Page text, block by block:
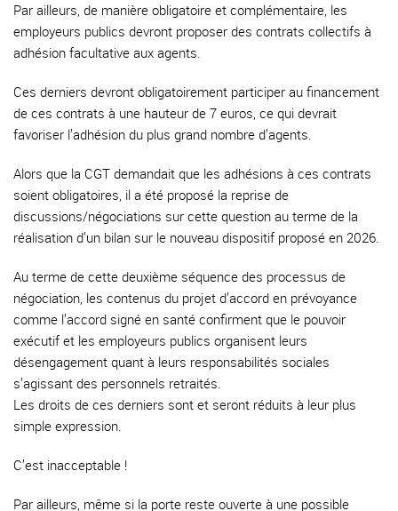
Par ailleurs, de manière obligatoire et complémentaire, les
employeurs publics devront proposer des contrats collectifs à
adhésion facultative aux agents.
Ces derniers devront obligatoirement participer au financement
de ces contrats à une hauteur de 7 euros, ce qui devrait
favoriser l’adhésion du plus grand nombre d’agents.
Alors que la CGT demandait que les adhésions à ces contrats
soient obligatoires, il a été proposé la reprise de
discussions/négociations sur cette question au terme de la
réalisation d’un bilan sur le nouveau dispositif proposé en 2026.
Au terme de cette deuxième séquence des processus de
négociation, les contenus du projet d’accord en prévoyance
comme l’accord signé en santé confirment que le pouvoir
exécutif et les employeurs publics organisent leurs
désengagement quant à leurs responsabilités sociales
s’agissant des personnels retraités.
Les droits de ces derniers sont et seront réduits à leur plus
simple expression.
C’est inacceptable !
Par ailleurs, même si la porte reste ouverte à une possible